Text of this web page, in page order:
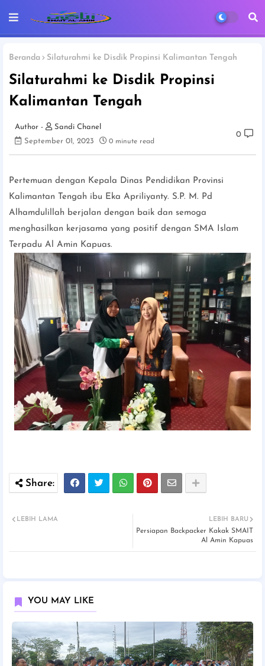
Beranda Silaturahmi ke Disdik Propinsi Kalimantan Tengah
Silaturahmi ke Disdik Propinsi
Kalimantan Tengah
Sandi Chanel
September 01, 2023
0 minute read
0
Pertemuan dengan Kepala Dinas Pendidikan Provinsi
Kalimantan Tengah ibu Eka Apriliyanty. S.P. M. Pd
Alhamdulillah berjalan dengan baik dan semoga
menghasilkan kerjasama yang positif dengan SMA Islam
Terpadu Al Amin Kapuas.
LEBIH BARU
Persiapan Backpacker Kakak SMAIT
Al Amin Kapuas
LEBIH LAMA
YOU MAY LIKE